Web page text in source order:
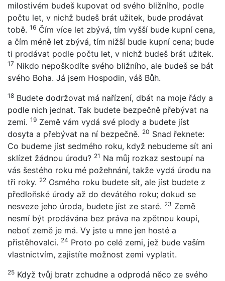
milostivém budeš kupovat od svého bližního, podle
počtu let, v nichž budeš brát užitek, bude prodávat
tobě. 16 Čím více let zbývá, tím vyšší bude kupní cena,
a čím méně let zbývá, tím nižší bude kupní cena; bude
ti prodávat podle počtu let, v nichž budeš brát užitek.
17 Nikdo nepoškodíte svého bližního, ale budeš se bát
svého Boha. Já jsem Hospodin, váš Bůh.
18 Budete dodržovat má nařízení, dbát na moje řády a
podle nich jednat. Tak budete bezpečně přebývat na
zemi. 19 Země vám vydá své plody a budete jíst
dosyta a přebývat na ní bezpečně. 20 Snad řeknete:
Co budeme jíst sedmého roku, když nebudeme sít ani
sklízet žádnou úrodu? 21 Na můj rozkaz sestoupí na
vás šestého roku mé požehnání, takže vydá úrodu na
tři roky. 22 Osmého roku budete sít, ale jíst budete z
předloňské úrody až do devátého roku; dokud se
nesveze jeho úroda, budete jíst ze staré. 23 Země
nesmí být prodávána bez práva na zpětnou koupi,
neboť země je má. Vy jste u mne jen hosté a
přistěhovalci. 24 Proto po celé zemi, jež bude vaším
vlastnictvím, zajistíte možnost zemi vyplatit.
25 Když tvůj bratr zchudne a odprodá něco ze svého